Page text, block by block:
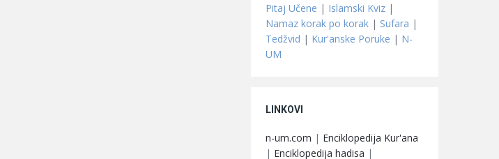
Pitaj Učene | Islamski Kviz |
Namaz korak po korak | Sufara |
Tedžvid | Kur'anske Poruke | N-
UM
LINKOVI
n-um.com | Enciklopedija Kur'ana
| Enciklopedija hadisa |